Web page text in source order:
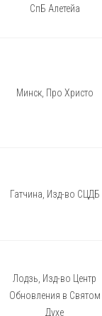
СпБ Алетейа
Минск, Про Христо
Гатчина, Изд-во СЦДБ
Лодзь, Изд-во Центр
Обновления в Святом
Духе